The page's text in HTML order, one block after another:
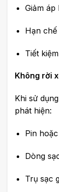
Giảm
Hạn
Tiết
Không rời
Khi sử
phát hiện:
Pin
Dòng
Trụ sạc